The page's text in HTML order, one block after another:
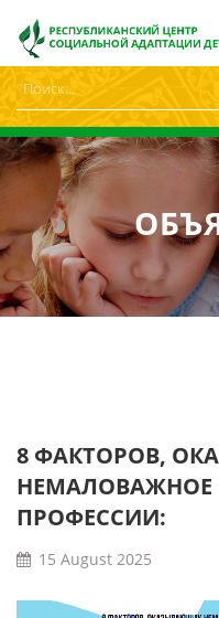
Вкл
8 ФАКТОРОВ,
НЕМАЛОВАЖНОЕ
ПРОФЕССИИ:
15 August 2025